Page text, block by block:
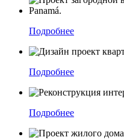
Подробнее
Подробнее
Подробнее